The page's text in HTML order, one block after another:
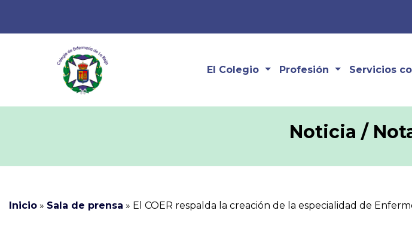
El Colegio Profesión Servicios
Noticia /
Inicio » Sala de prensa » El COER respalda la creación de la especialidad de